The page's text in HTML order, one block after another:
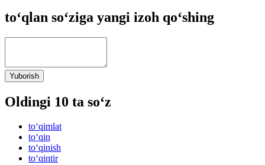
to‘qlan so‘ziga yangi izoh qo‘shing
Yuborish
Oldingi 10 ta so‘z
to‘qimlat
to‘qin
to‘qinish
to‘qintir